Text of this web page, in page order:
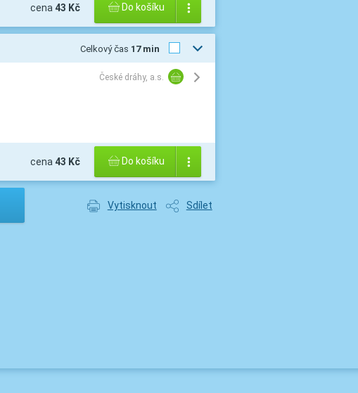
cena 43 Kč Do košíku
Celkový čas 17 min
České dráhy, a.s.
cena 43 Kč Do košíku
Vytisknout Sdílet